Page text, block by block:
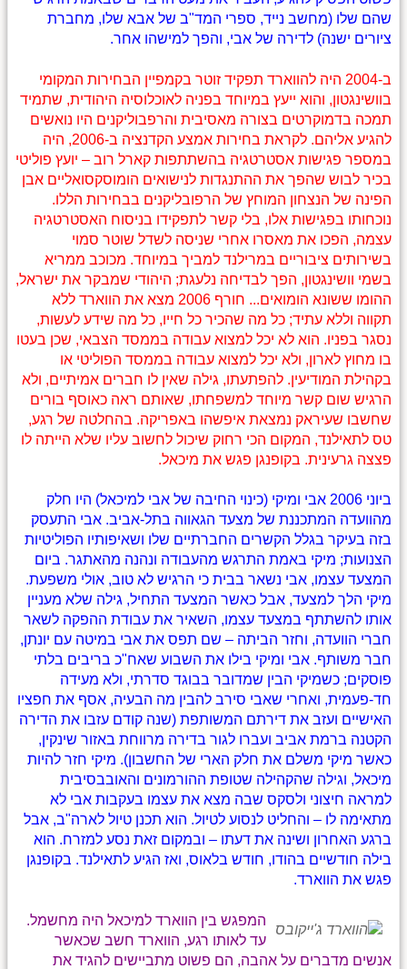
שהם שלו (מחשב נייד, ספרי המד"ב של אבא שלו, מחברת
ציורים ישנה) לדירה של אבי, והפך למישהו אחר.
ב-2004 היה להווארד תפקיד זוטר בקמפיין הבחירות המקומי
בוושינגטון, והוא ייעץ במיוחד בפניה לאוכלוסיה היהודית, שתמיד
תמכה בדמוקרטים בצורה מאסיבית והרפבוליקנים היו נואשים
להגיע אליהם. לקראת בחירות אמצע הקדנציה ב-2006, היה
במספר פגישות אסטרטגיה בהשתתפות קארל רוב – יועץ פוליטי
בכיר לבוש שהפך את ההתנגדות לנישואים הומוסקסואליים אבן
הפינה של הנצחון המוחץ של הרפובליקנים בבחירות הללו.
נוכחותו בפגישות אלו, בלי קשר לתפקידו בניסוח האסטרטגיה
עצמה, הפכו את מאסרו אחרי שניסה לשדל שוטר סמוי
בשירותים ציבוריים במרילנד למביך במיוחד. מכוכב ממריא
בשמי וושינגטון, הפך לבדיחה נלעגת; היהודי שמבקר את ישראל,
ההומו ששונא הומואים... חורף 2006 מצא את הווארד ללא
תקווה וללא עתיד; כל מה שהכיר כל חייו, כל מה שידע לעשות,
נסגר בפניו. הוא לא יכל למצוא עבודה בממסד הצבאי, שכן בעטו
בו מחוץ לארון, ולא יכל למצוא עבודה בממסד הפוליטי או
בקהילת המודיעין. להפתעתו, גילה שאין לו חברים אמיתיים, ולא
הרגיש שום קשר מיוחד למשפחתו, שאותם ראה כאוסף בורים
שחשבו שעיראק נמצאת איפשהו באפריקה. בהחלטה של רגע,
טס לתאילנד, המקום הכי רחוק שיכול לחשוב עליו שלא הייתה לו
פצצה גרעינית. בקופנגן פגש את מיכאל.
ביוני 2006 אבי ומיקי (כינוי החיבה של אבי למיכאל) היו חלק
מהוועדה המתכננת של מצעד הגאווה בתל-אביב. אבי התעסק
בזה בעיקר בגלל הקשרים החברתיים שלו ושאיפותיו הפוליטיות
הצנועות; מיקי באמת התרגש מהעבודה ונהנה מהאתגר. ביום
המצעד עצמו, אבי נשאר בבית כי הרגיש לא טוב, אולי משפעת.
מיקי הלך למצעד, אבל כאשר המצעד התחיל, גילה שלא מעניין
אותו להשתתף במצעד עצמו, השאיר את עבודת ההפקה לשאר
חברי הוועדה, וחזר הביתה – שם תפס את אבי במיטה עם יונתן,
חבר משותף. אבי ומיקי בילו את השבוע שאח"כ בריבים בלתי
פוסקים; כשמיקי הבין שמדובר בבוגד סדרתי, ולא מעידה
חד-פעמית, ואחרי שאבי סירב להבין מה הבעיה, אסף את חפציו
האישיים ועזב את דירתם המשותפת (שנה קודם עזבו את הדירה
הקטנה ברמת אביב ועברו לגור בדירה מרווחת באזור שינקין,
כאשר מיקי משלם את חלק הארי של החשבון). מיקי חזר להיות
מיכאל, וגילה שהקהילה שטופת ההורמונים והאובבסיבית
למראה חיצוני ולסקס שבה מצא את עצמו בעקבות אבי לא
מתאימה לו – והחליט לנסוע לטיול. הוא תכנן טיול לארה"ב, אבל
ברגע האחרון ושינה את דעתו – ובמקום זאת נסע למזרח. הוא
בילה חודשיים בהודו, חודש בלאוס, ואז הגיע לתאילנד. בקופנגן
פגש את הווארד.
המפגש בין הווארד למיכאל היה מחשמל.
עד לאותו רגע, הווארד חשב שכאשר
אנשים מדברים על אהבה, הם פשוט מתביישים להגיד את